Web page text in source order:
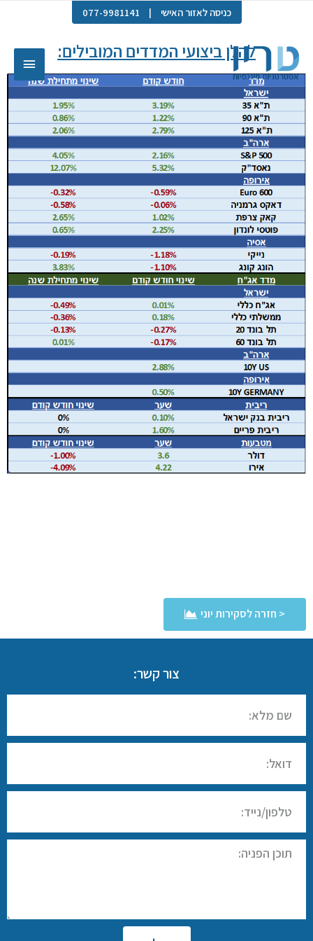
077-9981141 | כניסה לאזור האישי
להלן ביצועי המדדים המובילים:
< חזרה לסקירות יוני
צור קשר: